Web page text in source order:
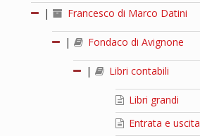
| Francesco di Marco Datini
| Fondaco di Avignone
| Libri contabili
Libri grandi
Entrata e uscita